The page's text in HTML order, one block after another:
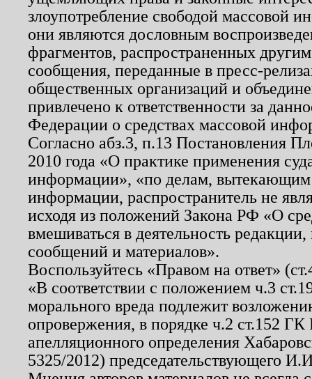
злоупотребление свободой массовой
они являются дословным
фрагментов, распространенных
сообщения, переданные в пресс-
общественных организаций и
привлечено к ответственности за
Федерации о средствах массовой
Согласно абз.3, п.13 Постановления
2010 года «О практике применения
информации», «по делам, вытекающим
информации, распространитель не
исходя из положений Закона РФ «О
вмешиваться в деятельность
сообщений и материалов».
Воспользуйтесь «Правом на ответ»
«В соответствии с положением ч.3
морального вреда подлежит
опровержения, в порядке ч.2 ст.152
апелляционного определения
5325/2012) председательствующего